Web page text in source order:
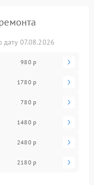
07.08.2026
980 р
1780 р
780 р
1480 р
2480 р
2180 р